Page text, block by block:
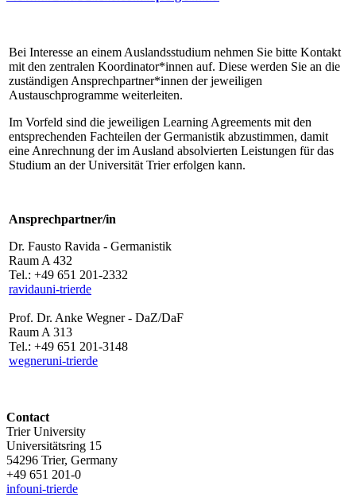
Bei Interesse an einem Auslandsstudium nehmen Sie bitte Kontakt
mit den zentralen Koordinator*innen auf. Diese werden Sie an die
zuständigen Ansprechpartner*innen der jeweiligen
Austauschprogramme weiterleiten.
Im Vorfeld sind die jeweiligen Learning Agreements mit den
entsprechenden Fachteilen der Germanistik abzustimmen, damit
eine Anrechnung der im Ausland absolvierten Leistungen für das
Studium an der Universität Trier erfolgen kann.
Ansprechpartner/in
Dr. Fausto Ravida - Germanistik
Raum A 432
Tel.: +49 651 201-2332
ravidauni-trierde
Prof. Dr. Anke Wegner - DaZ/DaF
Raum A 313
Tel.: +49 651 201-3148
wegneruni-trierde
Contact
Trier University
Universitätsring 15
54296 Trier, Germany
+49 651 201-0
infouni-trierde